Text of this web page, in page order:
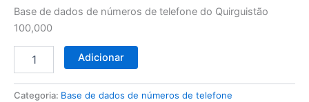
Base de dados de números de telefone do Quirguistão
100,000
Adicionar
Categoria: Base de dados de números de telefone